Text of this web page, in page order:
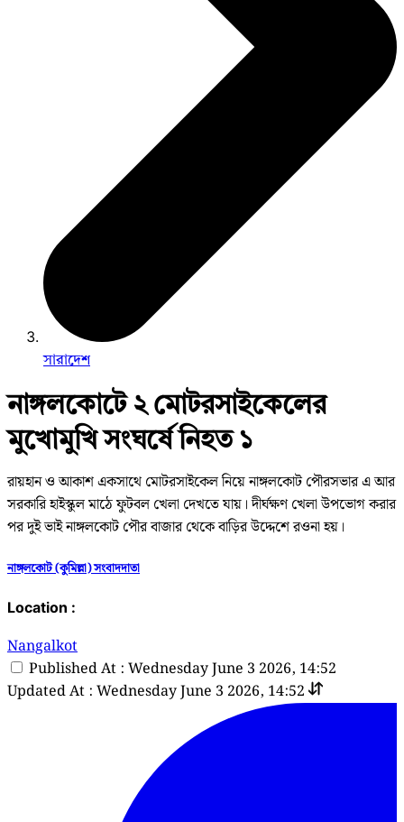
সারাদেশ
নাঙ্গলকোটে ২ মোটরসাইকেলের
মুখোমুখি সংঘর্ষে নিহত ১
রায়হান ও আকাশ একসাথে মোটরসাইকেল নিয়ে নাঙ্গলকোট পৌরসভার এ আর
সরকারি হাইস্কুল মাঠে ফুটবল খেলা দেখতে যায়। দীর্ঘক্ষণ খেলা উপভোগ করার
পর দুই ভাই নাঙ্গলকোট পৌর বাজার থেকে বাড়ির উদ্দেশে রওনা হয়।
নাঙ্গলকোট (কুমিল্লা) সংবাদদাতা
Location :
Nangalkot
Published At : Wednesday June 3 2026, 14:52
Updated At : Wednesday June 3 2026, 14:52